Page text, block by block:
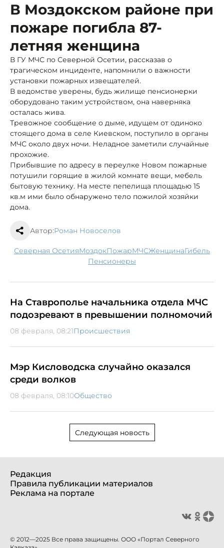
В Моздокском районе при
пожаре погибла 87-
летняя женщина
В ГУ МЧС по Северной Осетии, рассказав о
трагическом инциденте, напомнили о важности
установки пожарных извещателей.
В ведомстве уверены, будь жилище пенсионерки
оборудовано таким устройством, она наверняка
осталась жива.
Тревожное сообщение о дыме, идущем от одиноко
стоящего дома в селе Киевском, поступило в органы
МЧС около двух ночи. Неладное заметили случайные
прохожие.
Прибывшие по адресу в переулке Новом пожарные
потушили горящие в жилой комнате вещи, мебель
бытовую технику. На месте пепелища площадью 15
кв.м ими было обнаружено тело пожилой хозяйки
дома.
Автор:Роман Новоселов
Северная Осетия Моздок пожар МЧС женщина гибель
пенсионеры
На Ставрополье начальника отдела МЧС
подозревают в превышении полномочий
08 февраля, 08:21Происшествия
Мэр Кисловодска случайно оказался
среди волков
08 февраля, 08:10Общество
Следующая новость
Редакция
Правила публикации материалов
Реклама на портале
© 2012—2025 Все права защищены. ООО «Портал Северного